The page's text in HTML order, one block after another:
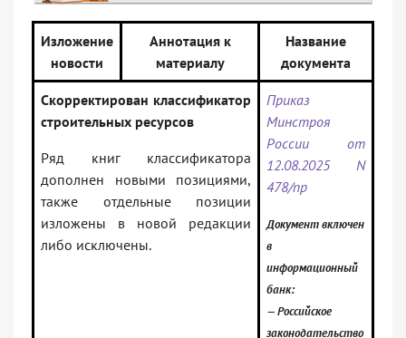
Изложение
новости
Аннотация к
материалу
Название
документа
Скорректирован классификатор
строительных ресурсов
Ряд книг классификатора
дополнен новыми позициями,
также отдельные позиции
изложены в новой редакции
либо исключены.
Приказ
Минстроя
России от
12.08.2025 N
478/пр
Документ включен
в
информационный
банк:
— Российское
законодательство